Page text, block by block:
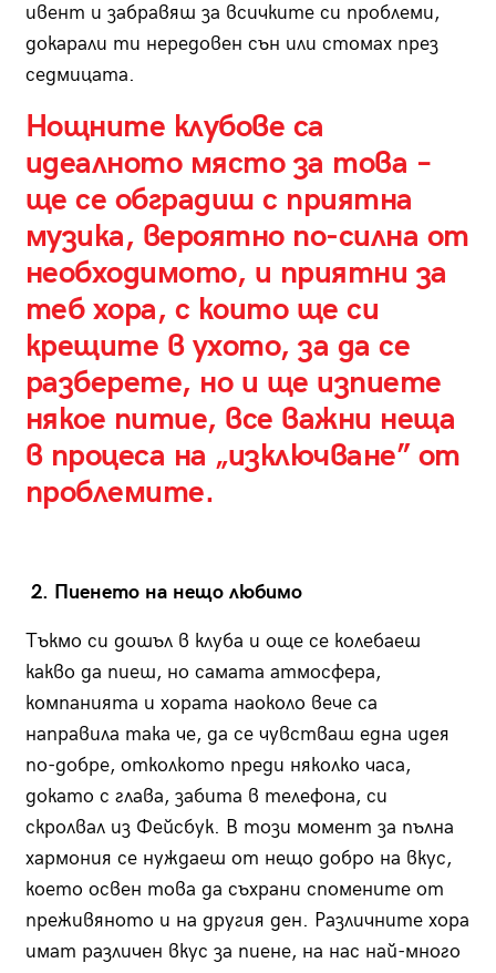
ивент и забравяш за всичките си проблеми,
докарали ти нередовен сън или стомах през
седмицата.
Нощните клубове са
идеалното място за това –
ще се обградиш с приятна
музика, вероятно по-силна от
необходимото, и приятни за
теб хора, с които ще си
крещите в ухото, за да се
разберете, но и ще изпиете
някое питие, все важни неща
в процеса на „изключване” от
проблемите.
2. Пиенето на нещо любимо
Тъкмо си дошъл в клуба и още се колебаеш
какво да пиеш, но самата атмосфера,
компанията и хората наоколо вече са
направила така че, да се чувстваш една идея
по-добре, отколкото преди няколко часа,
докато с глава, забита в телефона, си
скролвал из Фейсбук. В този момент за пълна
хармония се нуждаеш от нещо добро на вкус,
което освен това да съхрани спомените от
преживяното и на другия ден. Различните хора
имат различен вкус за пиене, на нас най-много